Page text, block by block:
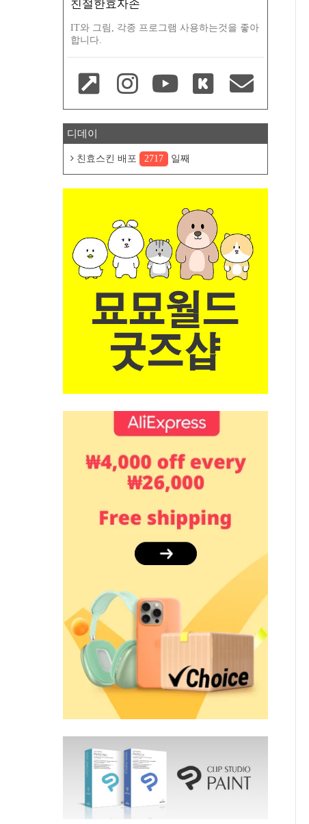
친절한효자손
IT와 그림, 각종 프로그램 사용하는것을 좋아
합니다.
디데이
친효스킨 배포 2717 일째